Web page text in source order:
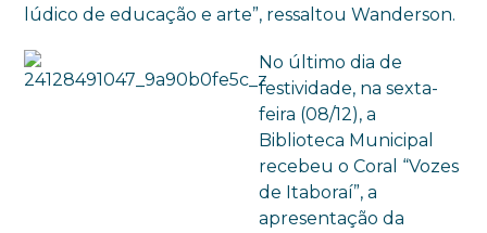
lúdico de educação e arte”, ressaltou Wanderson.
No último dia de
festividade, na sexta-
feira (08/12), a
Biblioteca Municipal
recebeu o Coral “Vozes
de Itaboraí”, a
apresentação da